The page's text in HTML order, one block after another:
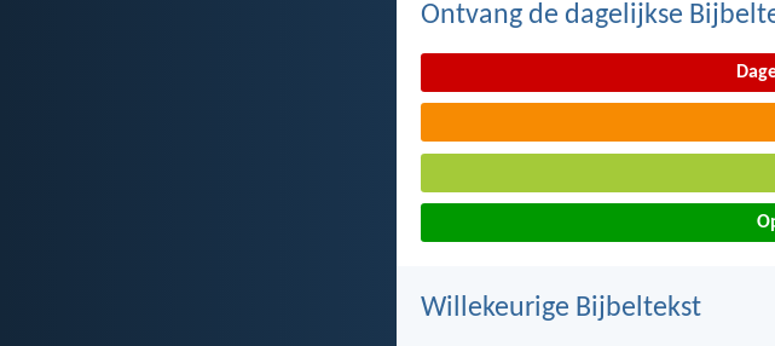
Ontvang de dagelijkse
Willekeurige Bijbeltekst